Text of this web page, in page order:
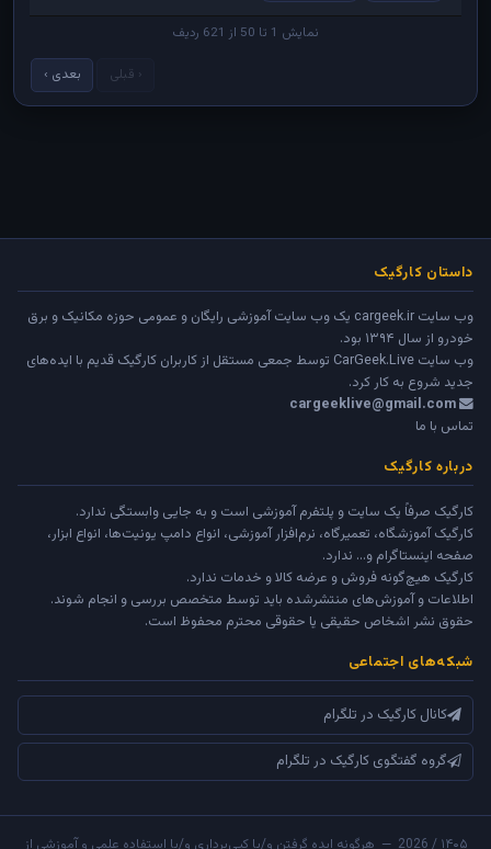
نمایش 1 تا 50 از 621 ردیف
‹ قبلی بعدی ›
داستان کارگیک
وب سایت cargeek.ir یک وب سایت آموزشی رایگان و عمومی حوزه مکانیک و برق
خودرو از سال ۱۳۹۴ بود.
وب سایت CarGeek.Live توسط جمعی مستقل از کاربران کارگیک قدیم با ایده‌های
جدید شروع به کار کرد.
cargeeklive@gmail.com
تماس با ما
درباره کارگیک
کارگیک صرفاً یک سایت و پلتفرم آموزشی است و به جایی وابستگی ندارد.
کارگیک آموزشگاه، تعمیرگاه، نرم‌افزار آموزشی، انواع دامپ یونیت‌ها، انواع ابزار،
صفحه اینستاگرام و... ندارد.
کارگیک هیچ‌گونه فروش و عرضه کالا و خدمات ندارد.
اطلاعات و آموزش‌های منتشرشده باید توسط متخصص بررسی و انجام شوند.
حقوق نشر اشخاص حقیقی یا حقوقی محترم محفوظ است.
شبکه‌های اجتماعی
کانال کارگیک در تلگرام
گروه گفتگوی کارگیک در تلگرام
۱۴۰۵ / 2026 — هرگونه ایده گرفتن و/یا کپی‌برداری و/یا استفاده علمی و آموزشی از